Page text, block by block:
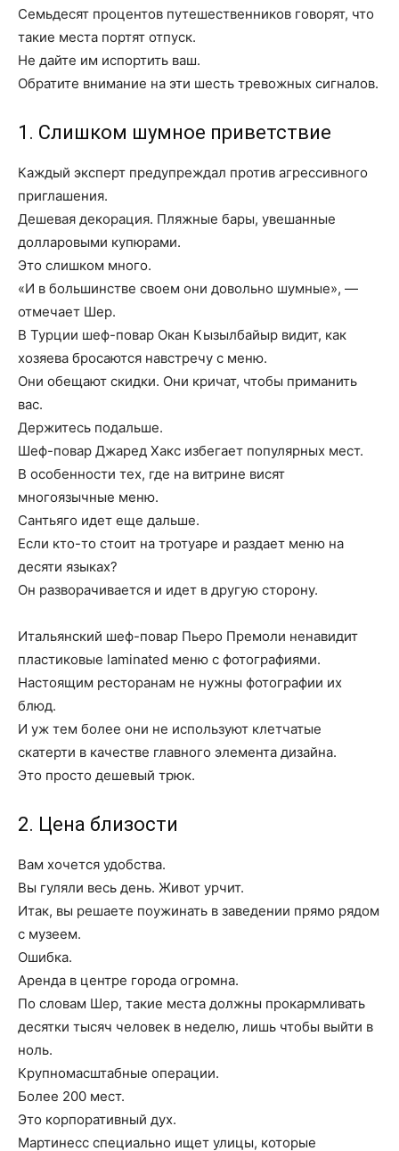
Семьдесят процентов путешественников говорят, что
такие места портят отпуск.
Не дайте им испортить ваш.
Обратите внимание на эти шесть тревожных сигналов.
1. Слишком шумное приветствие
Каждый эксперт предупреждал против агрессивного
приглашения.
Дешевая декорация. Пляжные бары, увешанные
долларовыми купюрами.
Это слишком много.
«И в большинстве своем они довольно шумные», —
отмечает Шер.
В Турции шеф-повар Окан Кызылбайыр видит, как
хозяева бросаются навстречу с меню.
Они обещают скидки. Они кричат, чтобы приманить
вас.
Держитесь подальше.
Шеф-повар Джаред Хакс избегает популярных мест.
В особенности тех, где на витрине висят
многоязычные меню.
Сантьяго идет еще дальше.
Если кто-то стоит на тротуаре и раздает меню на
десяти языках?
Он разворачивается и идет в другую сторону.
Итальянский шеф-повар Пьеро Премоли ненавидит
пластиковые laminated меню с фотографиями.
Настоящим ресторанам не нужны фотографии их
блюд.
И уж тем более они не используют клетчатые
скатерти в качестве главного элемента дизайна.
Это просто дешевый трюк.
2. Цена близости
Вам хочется удобства.
Вы гуляли весь день. Живот урчит.
Итак, вы решаете поужинать в заведении прямо рядом
с музеем.
Ошибка.
Аренда в центре города огромна.
По словам Шер, такие места должны прокармливать
десятки тысяч человек в неделю, лишь чтобы выйти в
ноль.
Крупномасштабные операции.
Более 200 мест.
Это корпоративный дух.
Мартинесс специально ищет улицы, которые